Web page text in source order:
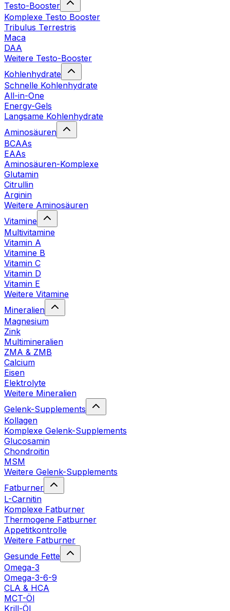
Testo-Booster
Komplexe Testo Booster
Tribulus Terrestris
Maca
DAA
Weitere Testo-Booster
Kohlenhydrate
Schnelle Kohlenhydrate
All-in-One
Energy-Gels
Langsame Kohlenhydrate
Aminosäuren
BCAAs
EAAs
Aminosäuren-Komplexe
Glutamin
Citrullin
Arginin
Weitere Aminosäuren
Vitamine
Multivitamine
Vitamin A
Vitamine B
Vitamin C
Vitamin D
Vitamin E
Weitere Vitamine
Mineralien
Magnesium
Zink
Multimineralien
ZMA & ZMB
Calcium
Eisen
Elektrolyte
Weitere Mineralien
Gelenk-Supplements
Kollagen
Komplexe Gelenk-Supplements
Glucosamin
Chondroitin
MSM
Weitere Gelenk-Supplements
Fatburner
L-Carnitin
Komplexe Fatburner
Thermogene Fatburner
Appetitkontrolle
Weitere Fatburner
Gesunde Fette
Omega-3
Omega-3-6-9
CLA & HCA
MCT-Öl
Krill-Öl